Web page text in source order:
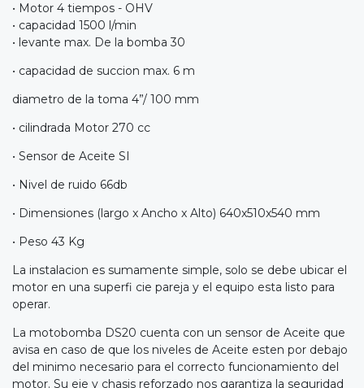
• Motor 4 tiempos - OHV
• capacidad 1500 l/min
• levante max. De la bomba 30
• capacidad de succion max. 6 m
diametro de la toma 4”/ 100 mm
• cilindrada Motor 270 cc
• Sensor de Aceite SI
• Nivel de ruido 66db
• Dimensiones (largo x Ancho x Alto) 640x510x540 mm
• Peso 43 Kg
La instalacion es sumamente simple, solo se debe ubicar el
motor en una superfi cie pareja y el equipo esta listo para
operar.
La motobomba DS20 cuenta con un sensor de Aceite que
avisa en caso de que los niveles de Aceite esten por debajo
del minimo necesario para el correcto funcionamiento del
motor. Su eje y chasis reforzado nos garantiza la seguridad